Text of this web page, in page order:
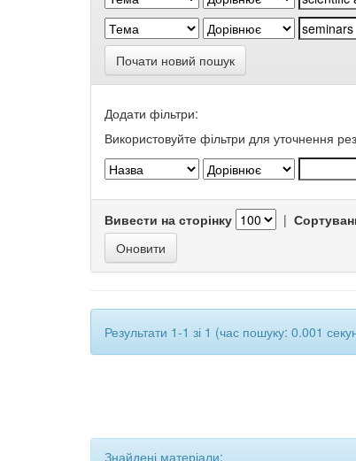
Почати новий пошук
Додати фільтри:
Використовуйте фільтри для уточнення
Вивести на сторінку |
Результати 1-1 зі 1 (час пошуку: 0.001
Знайдені матеріали: